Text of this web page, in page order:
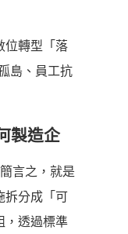
位轉型「落
島、員工抗
製造企
言之，就是
拆分成「可
，透過標準